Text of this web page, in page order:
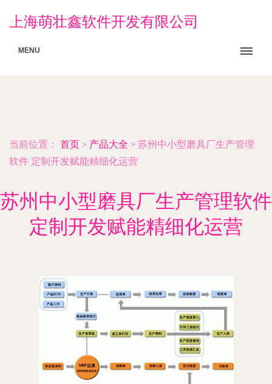
上海萌壮鑫软件开发有限公司
MENU
当前位置： 首页 > 产品大全 > 苏州中小型磨具厂生产管理
软件 定制开发赋能精细化运营
苏州中小型磨具厂生产管理软件
定制开发赋能精细化运营